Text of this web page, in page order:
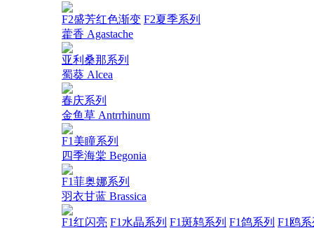
F2盛芳红色渐变 F2夏季系列
藿香 Agastache
亚利桑那系列
蜀葵 Alcea
春庆系列
金鱼草 Antrrhinum
F1美瞳系列
四季海棠 Begonia
F1菲奥娜系列
羽衣甘蓝 Brassica
F1红闪亮 F1水晶系列 F1斑鸫系列 F1鸽系列 F1鸥